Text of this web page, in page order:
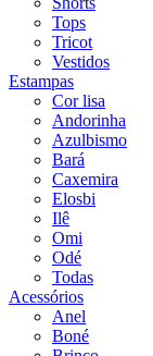
Tops
Tricot
Vestidos
Estampas
Cor lisa
Andorinha
Azulbismo
Bará
Caxemira
Elosbi
Ilê
Omi
Odé
Todas
Acessórios
Anel
Boné